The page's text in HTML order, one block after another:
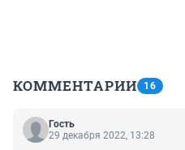
КОММЕНТАРИИ 16
Гость
29 декабря 2022, 13:28